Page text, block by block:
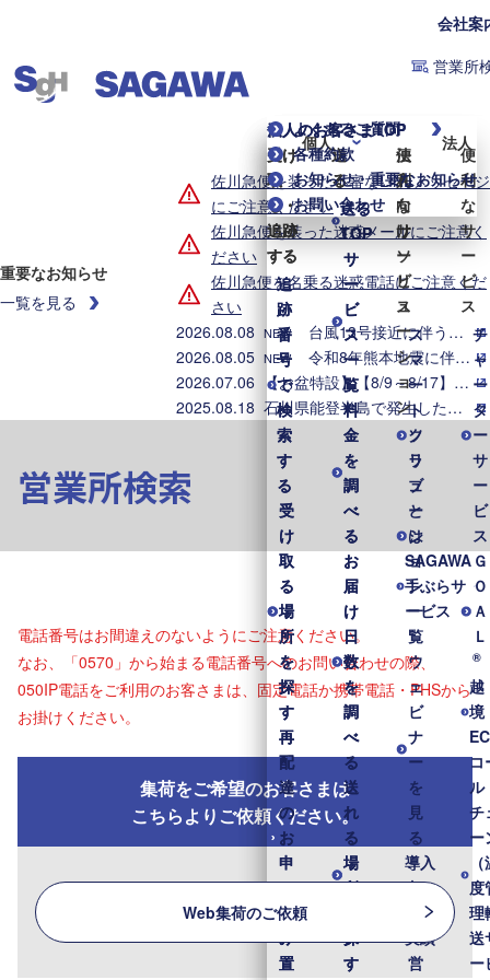
会社案
営業所
個人
個人のお客さまTOP
受け
取
る・
追跡
する
追
跡
番
号
で
検
索
す
る
受
け
取
る
場
所
を
探
す
再
配
達
の
お
申
し
込
み
置
送
る
送る
TOP
サ
ー
ビ
ス
一
覧
料
金
を
調
べ
る
お
届
け
日
数
を
調
べ
る
送
れ
る
場
所
探
す
便
利
な
サ
ー
ビ
ス
ス
マ
ー
ト
ク
ラ
ブ
と
は
SAGAWA
手ぶらサ
ービス
法人
法人のお客さまTOP
受け
取
る・
追跡
する
追
跡
番
号
で
検
索
す
る
受
け
取
る
場
所
を
探
す
再
配
達
の
お
申
し
込
み
置
送
る
送る
TOP
サ
ー
ビ
ス
一
覧
料
金
を
調
べ
る
お
届
け
日
数
を
調
べ
る
送
れ
る
場
所
探
す
法
人
向
け
ソ
リ
ュ
ー
シ
ョ
ン
ソ
リ
ュ
ー
シ
ョ
ン
一
覧
ウ
ェ
ビ
ナ
ー
を
見
る
導入
事
例・
実績
営
便
利
な
サ
ー
ビ
ス
チ
ャ
ー
タ
ー
サ
ー
ビ
ス
Ｇ
Ｏ
Ａ
Ｌ
®
越
境
EC
コ
ル
チ
ー
度
理
送
ー
よくあるご質問
各種約款
お知らせ・重要なお知らせ
お問い合わせ
重要なお知らせ
一覧を見る
佐川急便を装った不審なLINEメッセージ
にご注意ください
佐川急便を装った迷惑メールにご注意く
ださい
佐川急便を名乗る迷惑電話にご注意くだ
さい
2026.08.08 NEW
台風13号接近に伴う集配業務への影響について（2026年8月8日7時時点）
2026.08.05 NEW
令和8年熊本地震に伴う集配への影響について（2026年8月5日8時時点）
2026.07.06
【お盆特設】【8/9～8/17】お盆期間中の集配業務のご案内
2025.08.18
石川県能登半島で発生した地震・大雨に伴う配送への影響について
営業所検索
電話番号はお間違えのないようにご注意ください。
なお、「0570」から始まる電話番号へのお問い合わせの際、
050IP電話をご利用のお客さまは、固定電話か携帯電話・PHSから
お掛けください。
集荷をご希望のお客さまは
こちらよりご依頼ください。
Web集荷のご依頼